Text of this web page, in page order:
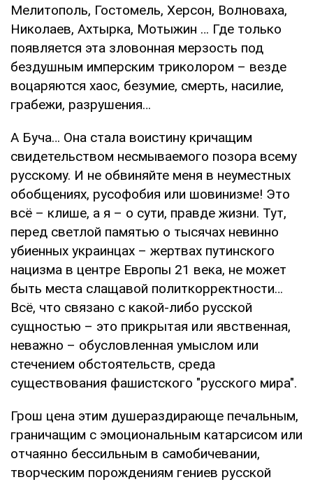
Мелитополь, Гостомель, Херсон, Волноваха,
Николаев, Ахтырка, Мотыжин … Где только
появляется эта зловонная мерзость под
бездушным имперским триколором – везде
воцаряются хаос, безумие, смерть, насилие,
грабежи, разрушения…
А Буча… Она стала воистину кричащим
свидетельством несмываемого позора всему
русскому. И не обвиняйте меня в неуместных
обобщениях, русофобия или шовинизме! Это
всё – клише, а я – о сути, правде жизни. Тут,
перед светлой памятью о тысячах невинно
убиенных украинцах – жертвах путинского
нацизма в центре Европы 21 века, не может
быть места слащавой политкорректности…
Всё, что связано с какой-либо русской
сущностью – это прикрытая или явственная,
неважно – обусловленная умыслом или
стечением обстоятельств, среда
существования фашистского "русского мира".
Грош цена этим душераздирающе печальным,
граничащим с эмоциональным катарсисом или
отчаянно бессильным в самобичевании,
творческим порождениям гениев русской